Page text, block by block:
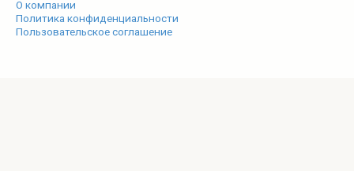
О компании
Политика конфиденциальности
Пользовательское соглашение